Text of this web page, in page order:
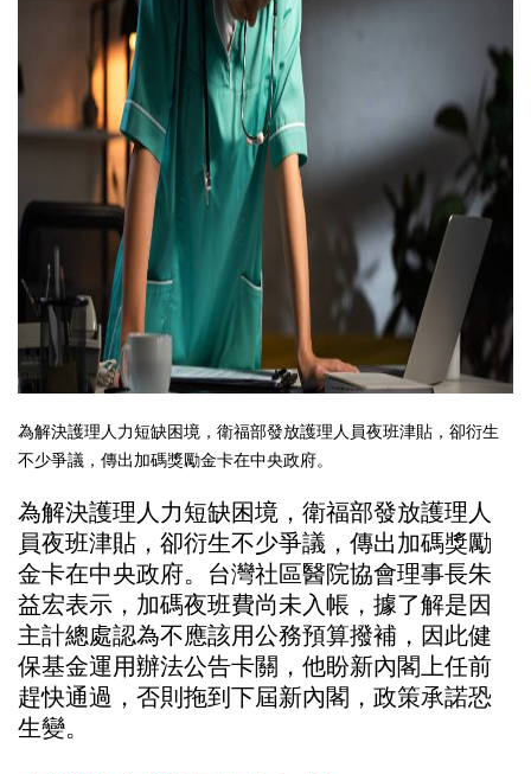
為解決護理人力短缺困境，衛福部發放護理人員夜班津貼，卻衍生
不少爭議，傳出加碼獎勵金卡在中央政府。
為解決護理人力短缺困境，衛福部發放護理人
員夜班津貼，卻衍生不少爭議，傳出加碼獎勵
金卡在中央政府。台灣社區醫院協會理事長朱
益宏表示，加碼夜班費尚未入帳，據了解是因
主計總處認為不應該用公務預算撥補，因此健
保基金運用辦法公告卡關，他盼新內閣上任前
趕快通過，否則拖到下屆新內閣，政策承諾恐
生變。